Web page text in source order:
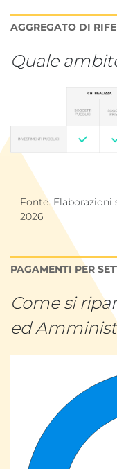
AGGREGATO DI
Quale
Fonte:
2026
PAGAMENTI PER
Come si
ed
Grafico a torta con
Visualizza come